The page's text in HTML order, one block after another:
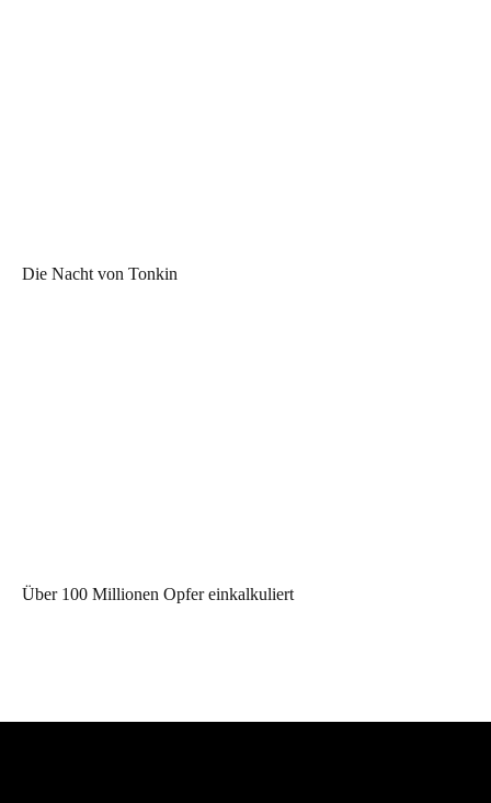
Die Nacht von Tonkin
Über 100 Millionen Opfer einkalkuliert